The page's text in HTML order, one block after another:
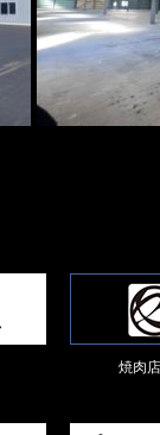
焼肉